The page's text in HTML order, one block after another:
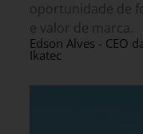
oportunidade de
e valor de marca.
Edson Alves - CEO
Ikatec